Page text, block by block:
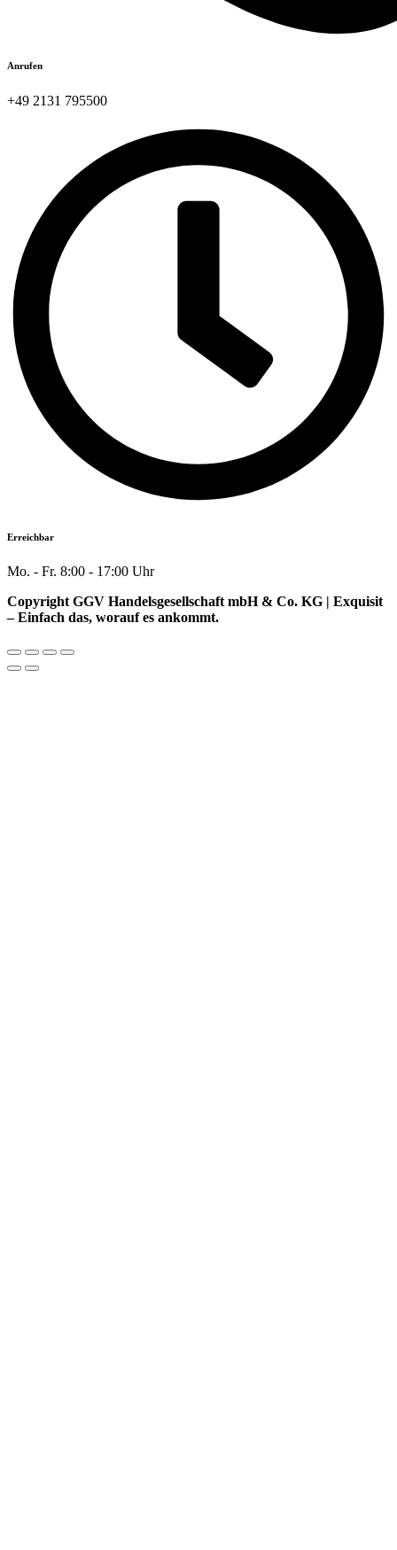
Anrufen
+49 2131 795500​
Erreichbar
Mo. - Fr. 8:00 - 17:00 Uhr
Copyright GGV Handelsgesellschaft mbH & Co. KG | Exquisit
– Einfach das, worauf es ankommt.